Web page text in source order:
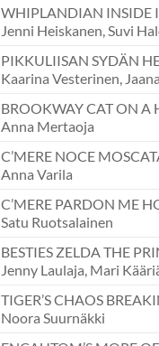
WHIPLANDIAN INSIDE
Jenni Heiskanen, Suvi
PIKKULIISAN SYDÄN
Kaarina Vesterinen,
BROOKWAY CAT ON A
Anna Mertaoja
C’MERE NOCE
Anna Varila
C’MERE PARDON ME
Satu Ruotsalainen
BESTIES ZELDA THE
Jenny Laulaja, Mari
TIGER’S CHAOS
Noora Suurnäkki